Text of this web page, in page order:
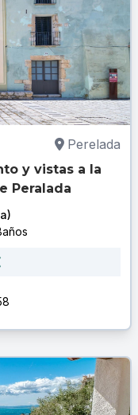
Perelada
y vistas a la
Peralada